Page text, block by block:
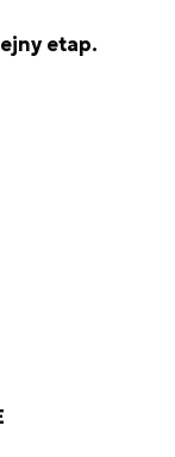
etap.